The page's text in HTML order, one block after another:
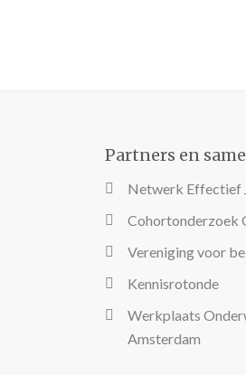
Partners en
Netwerk Effectief
Cohortonderzoek
Vereniging voor
Kennisrotonde
Werkplaats
Amsterdam